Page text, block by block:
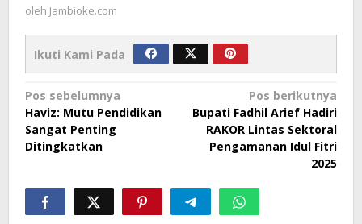
oleh Jambioke.com
Ikuti Kami Pada
Navigasi
pos
Pos sebelumnya
Haviz: Mutu Pendidikan
Sangat Penting
Ditingkatkan
Pos berikutnya
Bupati Fadhil Arief Hadiri
RAKOR Lintas Sektoral
Pengamanan Idul Fitri
2025